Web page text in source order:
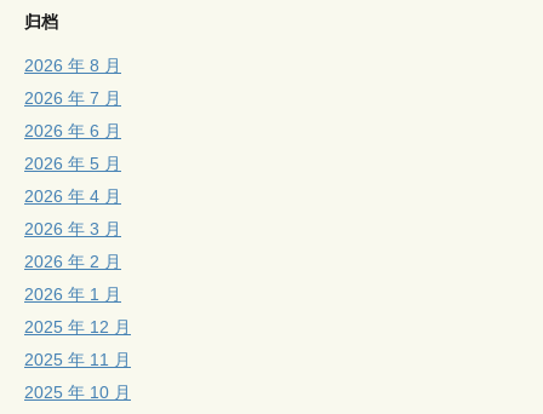
归档
2026 年 8 月
2026 年 7 月
2026 年 6 月
2026 年 5 月
2026 年 4 月
2026 年 3 月
2026 年 2 月
2026 年 1 月
2025 年 12 月
2025 年 11 月
2025 年 10 月